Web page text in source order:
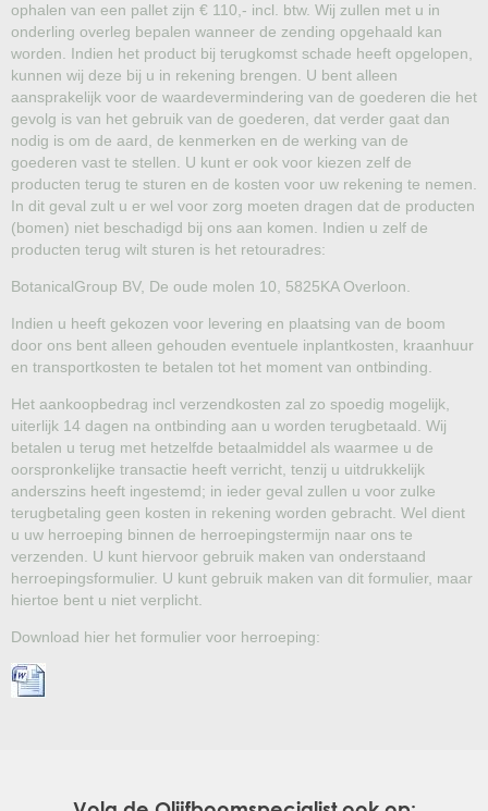
ophalen van een pallet zijn € 110,- incl. btw. Wij zullen met u in
onderling overleg bepalen wanneer de zending opgehaald kan
worden. Indien het product bij terugkomst schade heeft opgelopen,
kunnen wij deze bij u in rekening brengen. U bent alleen
aansprakelijk voor de waardevermindering van de goederen die het
gevolg is van het gebruik van de goederen, dat verder gaat dan
nodig is om de aard, de kenmerken en de werking van de
goederen vast te stellen. U kunt er ook voor kiezen zelf de
producten terug te sturen en de kosten voor uw rekening te nemen.
In dit geval zult u er wel voor zorg moeten dragen dat de producten
(bomen) niet beschadigd bij ons aan komen. Indien u zelf de
producten terug wilt sturen is het retouradres:
BotanicalGroup BV, De oude molen 10, 5825KA Overloon.
Indien u heeft gekozen voor levering en plaatsing van de boom
door ons bent alleen gehouden eventuele inplantkosten, kraanhuur
en transportkosten te betalen tot het moment van ontbinding.
Het aankoopbedrag incl verzendkosten zal zo spoedig mogelijk,
uiterlijk 14 dagen na ontbinding aan u worden terugbetaald. Wij
betalen u terug met hetzelfde betaalmiddel als waarmee u de
oorspronkelijke transactie heeft verricht, tenzij u uitdrukkelijk
anderszins heeft ingestemd; in ieder geval zullen u voor zulke
terugbetaling geen kosten in rekening worden gebracht. Wel dient
u uw herroeping binnen de herroepingstermijn naar ons te
verzenden. U kunt hiervoor gebruik maken van onderstaand
herroepingsformulier. U kunt gebruik maken van dit formulier, maar
hiertoe bent u niet verplicht.
Download hier het formulier voor herroeping: